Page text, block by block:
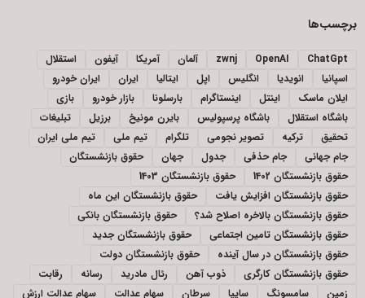
برچسب‌ها
ChatGpt
OpenAI
zwnj آلمان آمریکا آیفون
استقلال
اسپانیا
انویدیا انگلیس اپل ایتالیا ایران
ایران خودرو
ایلان ماسک
اینتل اینستاگرام بارسلونا بازار خودرو
بازی
باشگاه استقلال
باشگاه پرسپولیس بایرن مونیخ برزیل
تبلیغات
تحقیق
ترکیه تصویر نجومی تلگرام تیم ملی
تیم ملی ایران
جام جهانی
جام حذفی جدول جهان
حقوق بازنشستگان
حقوق بازنشستگان 1402
حقوق بازنشستگان 1403
حقوق بازنشستگان افزایش یافت
حقوق بازنشستگان این ماه
حقوق بازنشستگان بالاخره اصلاح شد؟
حقوق بازنشستگان بانکی
حقوق بازنشستگان تامین اجتماعی
حقوق بازنشستگان جدید
حقوق بازنشستگان در سال آینده
حقوق بازنشستگان دولت
حقوق بازنشستگان کارگری
ذوب آهن رئال مادرید رسانه
رقابت
زمین
سامسونگ سایپا سرطان سهام عدالت سهام عدالت ارزش